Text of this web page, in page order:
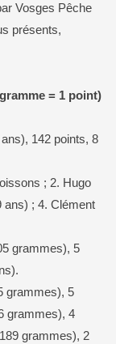
Vosges Pêche
présents,
= 1 point)
142 points, 8
; 2. Hugo
ans) ; 4. Clément
grammes), 5
grammes), 5
grammes), 4
grammes), 2